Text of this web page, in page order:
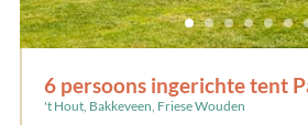
6 persoons ingerichte tent
't Hout, Bakkeveen, Friese Wouden